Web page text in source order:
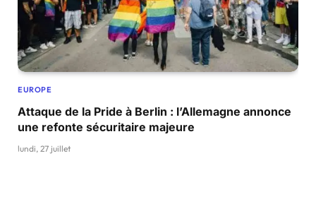
EUROPE
Attaque de la Pride à Berlin : l’Allemagne annonce
une refonte sécuritaire majeure
lundi, 27 juillet